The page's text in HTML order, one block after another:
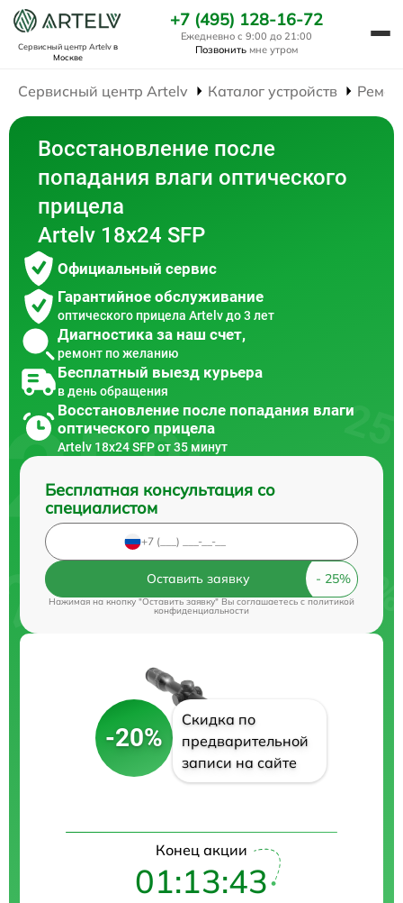
Сервисный центр Artelvв
Москве
+7 (495) 128-16-72
Ежедневно с 9:00 до 21:00
Позвонить мне утром
Сервисный центр Artelv Каталог устройств
Восстановление после
попадания влаги оптического
прицела
Artelv 18x24 SFP
Официальный сервис
Гарантийное обслуживание
оптического прицела Artelv до 3 лет
Диагностика за наш счет,
ремонт по желанию
Бесплатный выезд курьера
в день обращения
Восстановление после попадания влаги
оптического прицела
Artelv 18x24 SFP от 35 минут
Бесплатная консультация со
специалистом
Оставить заявку
Нажимая на кнопку "Оставить заявку" Вы соглашаетесь cполитикой
конфиденциальности
-20%
Скидка по
предварительной
записи на сайте
Конец акции
01:13:42